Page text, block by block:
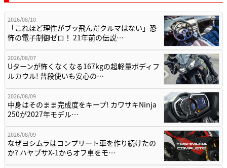
2026/08/10
「これほど理性がブッ飛んだクルマはない」恐
怖の電子制御ゼロ！ 21年前の伝説…
2026/08/07
Uターンが怖くなくなる167kgの超軽量ボディフ
ルカウル! 普段使いも安心の…
2026/08/09
中身はそのまま完成度をキープ! カワサキNinja
250が2027年モデル…
2026/08/09
なぜヨシムラはコンプリート車を作り続けたの
か? ハヤブサX-1からオフ車をモ…